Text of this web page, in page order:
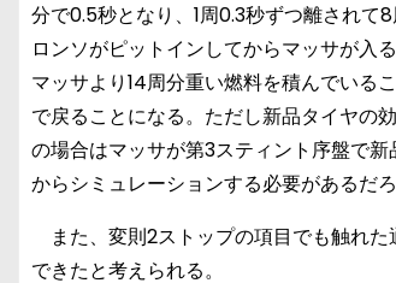
分で0.5秒となり、1周0.3秒ずつ離され
ロンソがピットインしてからマッサが入
マッサより14周分重い燃料を積んでいる
で戻ることになる。ただし新品タイヤの
の場合はマッサが第3スティント序盤で
からシミュレーションする必要があるだろ
また、変則2ストップの項目でも触れ
できたと考えられる。